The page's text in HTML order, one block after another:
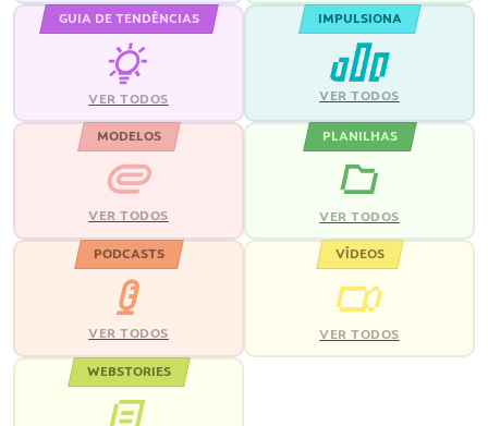
GUIA DE TENDÊNCIAS
VER TODOS
IMPULSIONA
VER TODOS
MODELOS
VER TODOS
PLANILHAS
VER TODOS
PODCASTS
VER TODOS
VÍDEOS
VER TODOS
WEBSTORIES